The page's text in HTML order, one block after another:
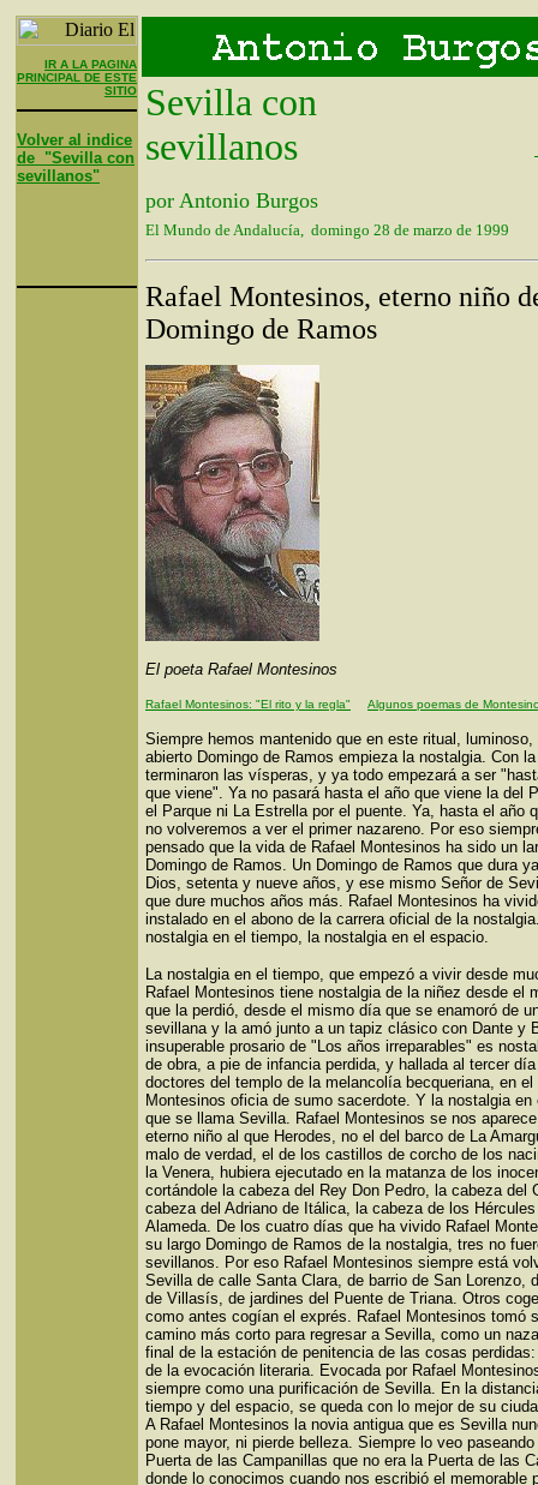
IR A LA PAGINA
PRINCIPAL DE ESTE
SITIO
Volver al indice
de "Sevilla con
sevillanos"
Sevilla con
sevillanos
por Antonio Burgos
El Mundo de Andalucía, domingo 28 de marzo de 1999
Rafael Montesinos, eterno niño
Domingo de Ramos
El poeta Rafael Montesinos
Rafael Montesinos: "El rito y la regla" Algunos poemas de
Siempre hemos mantenido que en este ritual, luminoso,
abierto Domingo de Ramos empieza la nostalgia. Con
terminaron las vísperas, y ya todo empezará a ser
que viene". Ya no pasará hasta el año que viene la del
el Parque ni La Estrella por el puente. Ya, hasta el año
no volveremos a ver el primer nazareno. Por eso
pensado que la vida de Rafael Montesinos ha sido un
Domingo de Ramos. Un Domingo de Ramos que dura
Dios, setenta y nueve años, y ese mismo Señor de
que dure muchos años más. Rafael Montesinos ha
instalado en el abono de la carrera oficial de la
nostalgia en el tiempo, la nostalgia en el espacio.
La nostalgia en el tiempo, que empezó a vivir desde
Rafael Montesinos tiene nostalgia de la niñez desde el
que la perdió, desde el mismo día que se enamoró de
sevillana y la amó junto a un tapiz clásico con Dante y
insuperable prosario de "Los años irreparables" es
de obra, a pie de infancia perdida, y hallada al tercer
doctores del templo de la melancolía becqueriana, en el
Montesinos oficia de sumo sacerdote. Y la nostalgia en
que se llama Sevilla. Rafael Montesinos se nos
eterno niño al que Herodes, no el del barco de La
malo de verdad, el de los castillos de corcho de los
la Venera, hubiera ejecutado en la matanza de los
cortándole la cabeza del Rey Don Pedro, la cabeza del
cabeza del Adriano de Itálica, la cabeza de los
Alameda. De los cuatro días que ha vivido Rafael
su largo Domingo de Ramos de la nostalgia, tres no
sevillanos. Por eso Rafael Montesinos siempre está
Sevilla de calle Santa Clara, de barrio de San Lorenzo,
de Villasís, de jardines del Puente de Triana. Otros
como antes cogían el exprés. Rafael Montesinos tomó
camino más corto para regresar a Sevilla, como un
final de la estación de penitencia de las cosas
de la evocación literaria. Evocada por Rafael
siempre como una purificación de Sevilla. En la
tiempo y del espacio, se queda con lo mejor de su
A Rafael Montesinos la novia antigua que es Sevilla
pone mayor, ni pierde belleza. Siempre lo veo paseando
Puerta de las Campanillas que no era la Puerta de las
donde lo conocimos cuando nos escribió el memorable